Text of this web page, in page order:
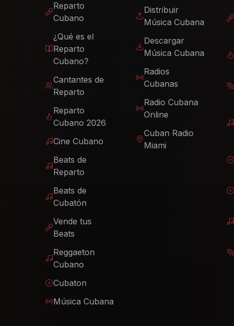
Reparto
Cubano
¿Qué es el
Reparto
Cubano?
Cantantes de
Reparto
Reparto
Cubano 2026
Cine Cubano
Beats de
Reparto
Beats de
Cubatón
Vende tus
Beats
Reggaeton
Cubano
Cubaton
Música Cubana
Distribuir
Música Cubana
Descargar
Música Cubana
Radios
Cubanas
Radio Cubana
Online
Cuban Radio
Miami